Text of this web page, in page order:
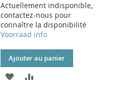
Actuellement indisponible,
contactez-nous pour
connaître la disponibilité
Voorraad info
Ajouter au panier
AJOUTER